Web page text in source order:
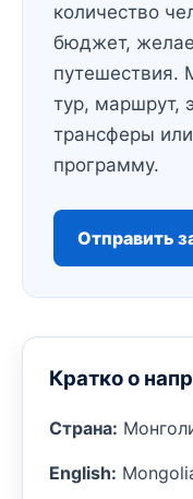
количество
бюджет,
путешествия.
тур, маршрут,
трансферы
программу.
Отправить
Кратко о
Страна:
English: